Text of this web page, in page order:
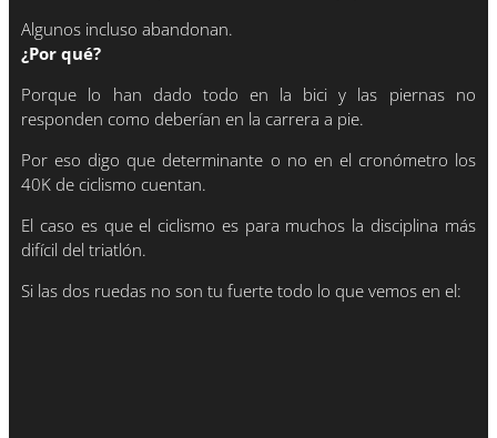
Algunos incluso abandonan.
¿Por qué?
Porque lo han dado todo en la bici y las piernas no
responden como deberían en la carrera a pie.
Por eso digo que determinante o no en el cronómetro los
40K de ciclismo cuentan.
El caso es que el ciclismo es para muchos la disciplina más
difícil del triatlón.
Si las dos ruedas no son tu fuerte todo lo que vemos en el: